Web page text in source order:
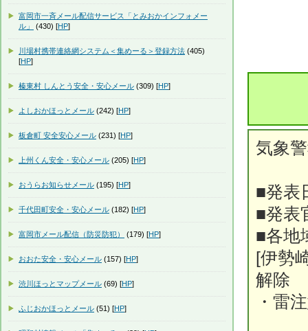
気象
■発表
■発表
■各地
[伊勢
解除
・雷
富岡市一斉メール配信サービス「とみおかインフォメー
ル」
(430) [HP]
川場村携帯連絡網システム＜集めーる＞登録方法 (405)
[HP]
榛東村 しんとう安全・安心メール (309) [HP]
よしおかほっとメール (242) [HP]
板倉町 安全安心メール (231) [HP]
上州くん安全・安心メール (205) [HP]
おうらお知らせメール (195) [HP]
千代田町安全・安心メール (182) [HP]
富岡市メール配信（防災防犯） (179) [HP]
おおた安全・安心メール (157) [HP]
渋川ほっとマップメール (69) [HP]
ふじおかほっとメール (51) [HP]